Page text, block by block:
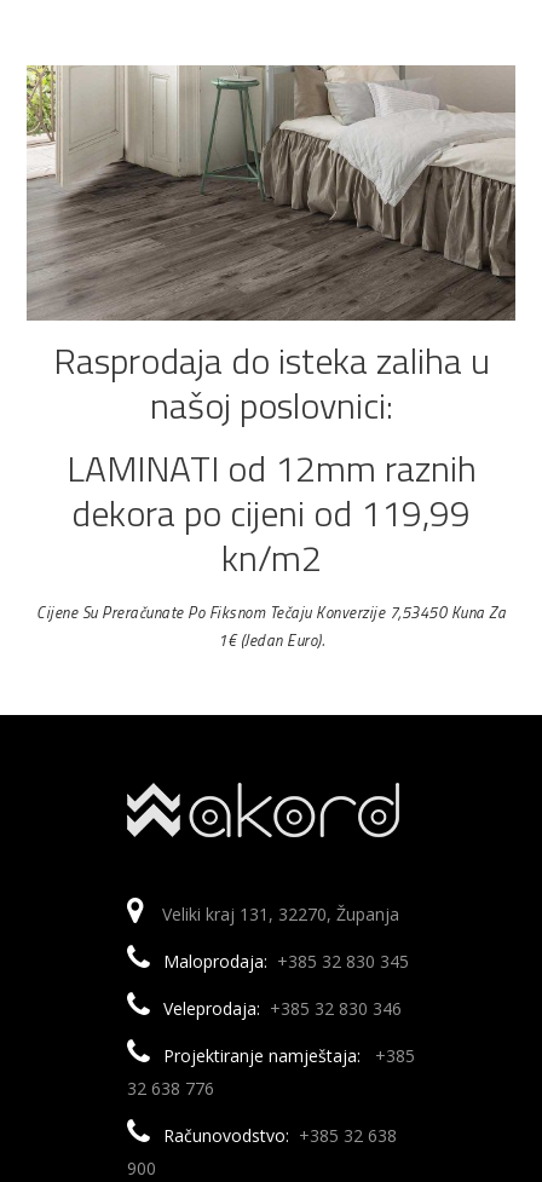
Rasprodaja do isteka zaliha u
našoj poslovnici:
LAMINATI od 12mm raznih
dekora po cijeni od 119,99
kn/m2
Cijene Su Preračunate Po Fiksnom Tečaju Konverzije 7,53450 Kuna Za
1€ (jedan Euro).
Veliki kraj 131, 32270, Županja
Maloprodaja: +385 32 830 345
Veleprodaja: +385 32 830 346
Projektiranje namještaja:
+385
32 638 776
Računovodstvo: +385 32 638
900